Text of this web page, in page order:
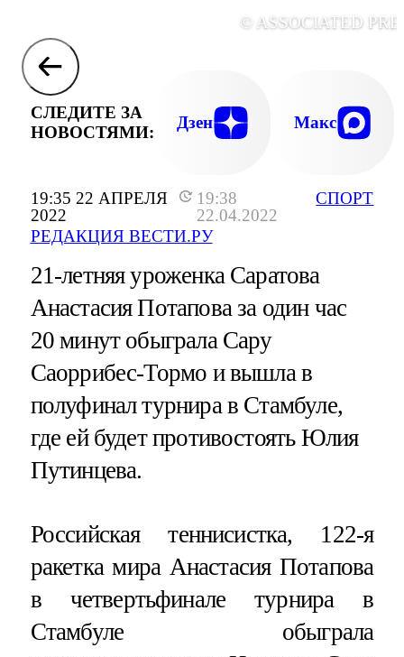
19:35 22 АПРЕЛЯ
2022
19:38
22.04.2022
РЕДАКЦИЯ ВЕСТИ.РУ
СПОРТ
© ASSOCIATED
СЛЕДИТЕ ЗА
НОВОСТЯМИ:
Дзен Макс
21-летняя уроженка Саратова
Анастасия Потапова за один час
20 минут обыграла Сару
Саоррибес-Тормо и вышла в
полуфинал турнира в Стамбуле,
где ей будет противостоять Юлия
Путинцева.
Российская теннисистка, 122-я
ракетка мира Анастасия Потапова
в четвертьфинале турнира в
Стамбуле обыграла